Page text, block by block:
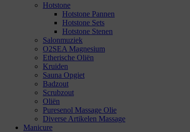
Hotstone
Hotstone Pannen
Hotstone Sets
Hotstone Stenen
Salonmuziek
O2SEA Magnesium
Etherische Oliën
Kruiden
Sauna Opgiet
Badzout
Scrubzout
Oliën
Puresenol Massage Olie
Diverse Artikelen Massage
Manicure